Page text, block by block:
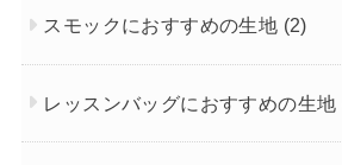
スモックにおすすめの生地 (2)
レッスンバッグにおすすめの生地